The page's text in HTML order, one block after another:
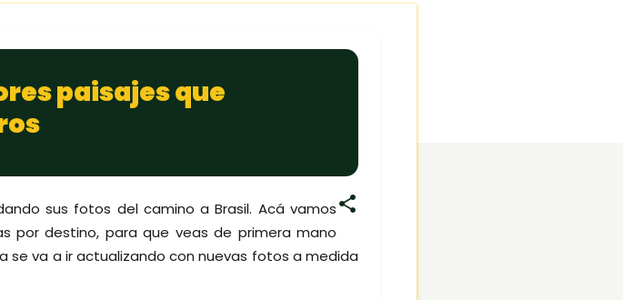
paisajes que
sus fotos del camino a Brasil. Acá vamos
por destino, para que veas de primera mano
se va a ir actualizando con nuevas fotos a medida